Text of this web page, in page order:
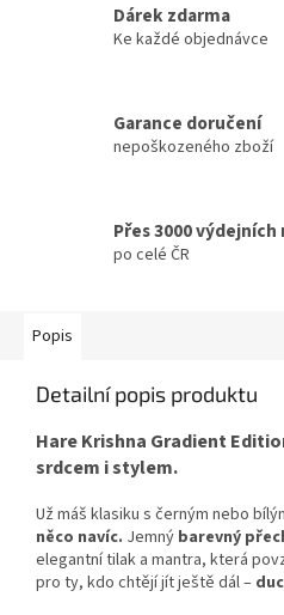
Dárek zdarma
Ke každé objednávce
Garance doručení
nepoškozeného zboží
Přes 3000 výdejních
po celé ČR
Popis
Detailní popis produktu
Hare Krishna Gradient
srdcem i stylem.
Už máš klasiku s černým nebo
něco navíc. Jemný barevný
elegantní tilak a mantra, která
pro ty, kdo chtějí jít ještě dál –